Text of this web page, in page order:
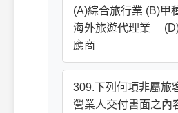
(A)綜合旅行業 (B)甲
海外旅遊代理業
應商
309.下列何項非屬旅
營業人交付書面之